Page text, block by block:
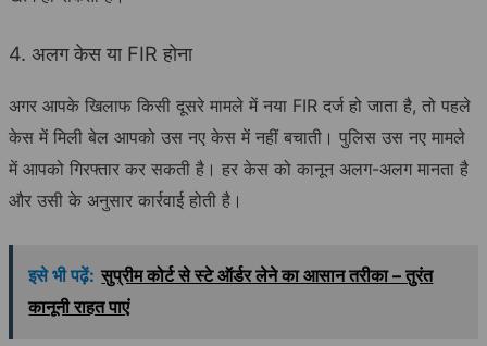
4. अलग केस या FIR होना
अगर आपके खिलाफ किसी दूसरे मामले में नया FIR दर्ज हो जाता है, तो पहले
केस में मिली बेल आपको उस नए केस में नहीं बचाती। पुलिस उस नए मामले
में आपको गिरफ्तार कर सकती है। हर केस को कानून अलग-अलग मानता है
और उसी के अनुसार कार्रवाई होती है।
इसे भी पढ़ें: सुप्रीम कोर्ट से स्टे ऑर्डर लेने का आसान तरीका – तुरंत
कानूनी राहत पाएं